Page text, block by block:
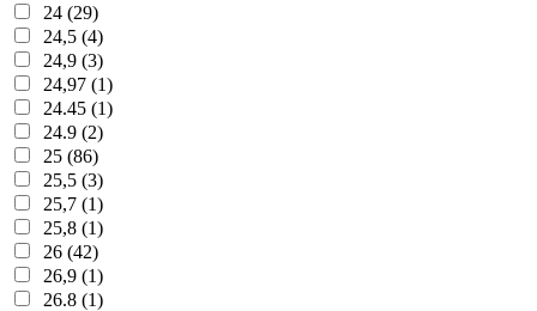
24 (29)
24,5 (4)
24,9 (3)
24,97 (1)
24.45 (1)
24.9 (2)
25 (86)
25,5 (3)
25,7 (1)
25,8 (1)
26 (42)
26,9 (1)
26.8 (1)